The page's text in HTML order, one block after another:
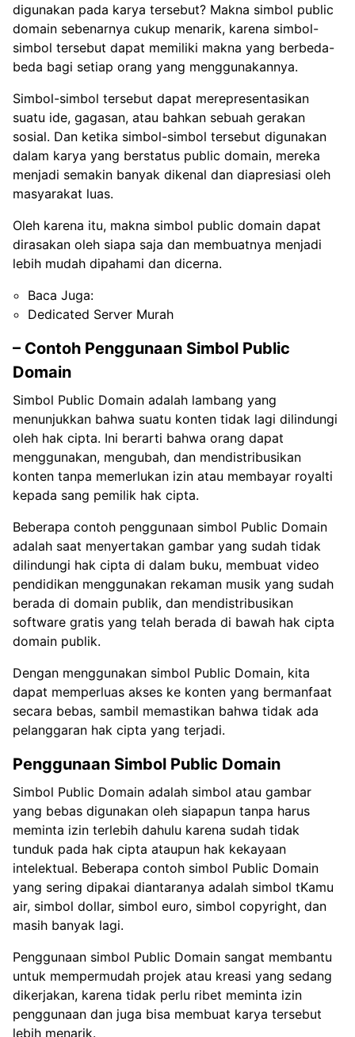
digunakan pada karya tersebut? Makna simbol public
domain sebenarnya cukup menarik, karena simbol-
simbol tersebut dapat memiliki makna yang berbeda-
beda bagi setiap orang yang menggunakannya.
Simbol-simbol tersebut dapat merepresentasikan
suatu ide, gagasan, atau bahkan sebuah gerakan
sosial. Dan ketika simbol-simbol tersebut digunakan
dalam karya yang berstatus public domain, mereka
menjadi semakin banyak dikenal dan diapresiasi oleh
masyarakat luas.
Oleh karena itu, makna simbol public domain dapat
dirasakan oleh siapa saja dan membuatnya menjadi
lebih mudah dipahami dan dicerna.
Baca Juga:
Dedicated Server Murah
– Contoh Penggunaan Simbol Public
Domain
Simbol Public Domain adalah lambang yang
menunjukkan bahwa suatu konten tidak lagi dilindungi
oleh hak cipta. Ini berarti bahwa orang dapat
menggunakan, mengubah, dan mendistribusikan
konten tanpa memerlukan izin atau membayar royalti
kepada sang pemilik hak cipta.
Beberapa contoh penggunaan simbol Public Domain
adalah saat menyertakan gambar yang sudah tidak
dilindungi hak cipta di dalam buku, membuat video
pendidikan menggunakan rekaman musik yang sudah
berada di domain publik, dan mendistribusikan
software gratis yang telah berada di bawah hak cipta
domain publik.
Dengan menggunakan simbol Public Domain, kita
dapat memperluas akses ke konten yang bermanfaat
secara bebas, sambil memastikan bahwa tidak ada
pelanggaran hak cipta yang terjadi.
Penggunaan Simbol Public Domain
Simbol Public Domain adalah simbol atau gambar
yang bebas digunakan oleh siapapun tanpa harus
meminta izin terlebih dahulu karena sudah tidak
tunduk pada hak cipta ataupun hak kekayaan
intelektual. Beberapa contoh simbol Public Domain
yang sering dipakai diantaranya adalah simbol tKamu
air, simbol dollar, simbol euro, simbol copyright, dan
masih banyak lagi.
Penggunaan simbol Public Domain sangat membantu
untuk mempermudah projek atau kreasi yang sedang
dikerjakan, karena tidak perlu ribet meminta izin
penggunaan dan juga bisa membuat karya tersebut
lebih menarik.